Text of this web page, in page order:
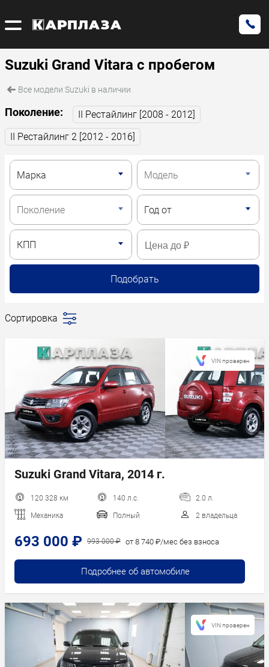
Suzuki Grand Vitara с пробегом
Все модели Suzuki в наличии
Поколение:
II Рестайлинг [2008 - 2012]
II Рестайлинг 2 [2012 - 2016]
Сортировка
Сначала
Сначала
дороже
Пробег
Год новее
Год старше
Suzuki Grand Vitara, 2014 г.
120 328 км 140 л.с. 2.0 л.
Механика Полный 2 владельца
693 000 ₽ 993 000 ₽ от 8 740 ₽/мес без взноса
Подробнее об автомобиле
VIN проверен
VIN проверен
Подобрать